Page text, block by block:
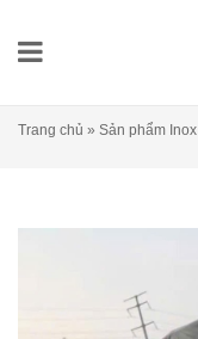
Trang chủ » Sản phẩm Inox